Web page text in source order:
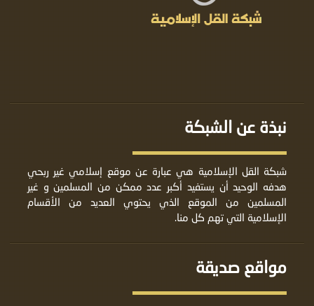
نبذة عن الشبكة
شبكة القل الإسلامية هي عبارة عن موقع إسلامي غير ربحي
هدفه الوحيد أن يستفيد أكبر عدد ممكن من المسلمين و غير
المسلمين من الموقع الذي يحتوي العديد من الأقسام
الإسلامية التي تهم كل منا.
مواقع صديقة